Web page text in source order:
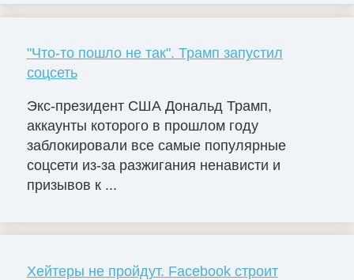
"Что-то пошло не так". Трамп запустил
соцсеть
Экс-президент США Дональд Трамп,
аккаунты которого в прошлом году
заблокировали все самые популярные
соцсети из-за разжигания ненависти и
призывов к ...
Хейтеры не пройдут. Facebook строит